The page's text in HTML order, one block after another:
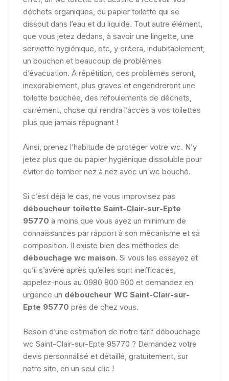
déchets organiques, du papier toilette qui se
dissout dans l’eau et du liquide. Tout autre élément,
que vous jetez dedans, à savoir une lingette, une
serviette hygiénique, etc, y créera, indubitablement,
un bouchon et beaucoup de problèmes
d’évacuation. À répétition, ces problèmes seront,
inexorablement, plus graves et engendreront une
toilette bouchée, des refoulements de déchets,
carrément, chose qui rendra l’accès à vos toilettes
plus que jamais répugnant !
Ainsi, prenez l’habitude de protéger votre wc. N’y
jetez plus que du papier hygiénique dissoluble pour
éviter de tomber nez à nez avec un wc bouché.
Si c’est déjà le cas, ne vous improvisez pas
déboucheur toilette Saint-Clair-sur-Epte
95770 à moins que vous ayez un minimum de
connaissances par rapport à son mécanisme et sa
composition. Il existe bien des méthodes de
débouchage wc maison. Si vous les essayez et
qu’il s’avère après qu’elles sont inefficaces,
appelez-nous au 0980 800 900 et demandez en
urgence un déboucheur WC Saint-Clair-sur-
Epte 95770 près de chez vous.
Besoin d’une estimation de notre tarif débouchage
wc Saint-Clair-sur-Epte 95770 ? Demandez votre
devis personnalisé et détaillé, gratuitement, sur
notre site, en un seul clic !